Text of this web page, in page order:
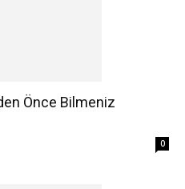
Önce Bilmeniz
0